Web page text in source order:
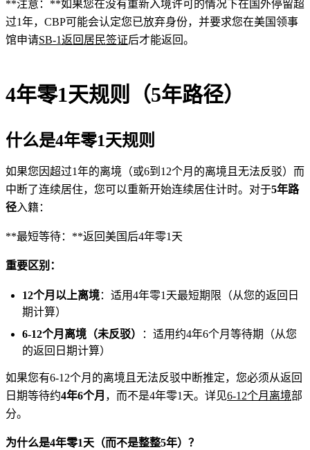
**注意：**如果您在没有重新入境许可的情况下在国外停留超
过1年，CBP可能会认定您已放弃身份，并要求您在美国领事
馆申请SB-1返回居民签证后才能返回。
4年零1天规则（5年路径）
什么是4年零1天规则
如果您因超过1年的离境（或6到12个月的离境且无法反驳）而
中断了连续居住，您可以重新开始连续居住计时。对于5年路
径入籍：
**最短等待：**返回美国后4年零1天
重要区别：
12个月以上离境：适用4年零1天最短期限（从您的返回日
期计算）
6-12个月离境（未反驳）
：适用约4年6个月等待期（从您
的返回日期计算）
如果您有6-12个月的离境且无法反驳中断推定，您必须从返回
日期等待约4年6个月 ，而不是4年零1天。详见6-12个月离境部
分。
为什么是4年零1天（而不是整整5年）？